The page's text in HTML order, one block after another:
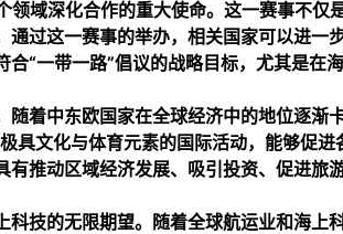
域深化合作的重大使命。这一赛事不仅
过这一赛事的举办，相关国家可以进一
“一带一路”倡议的战略目标，尤其是在
着中东欧国家在全球经济中的地位逐渐
具文化与体育元素的国际活动，能够促进
推动区域经济发展、吸引投资、促进旅
技的无限期望。随着全球航运业和海上